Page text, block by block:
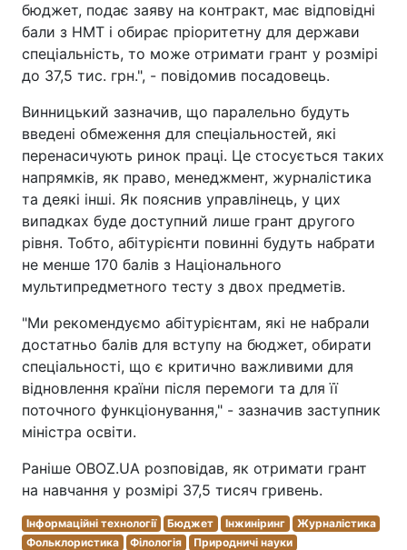
бюджет, подає заяву на контракт, має відповідні
бали з НМТ і обирає пріоритетну для держави
спеціальність, то може отримати грант у розмірі
до 37,5 тис. грн.", - повідомив посадовець.
Винницький зазначив, що паралельно будуть
введені обмеження для спеціальностей, які
перенасичують ринок праці. Це стосується таких
напрямків, як право, менеджмент, журналістика
та деякі інші. Як пояснив управлінець, у цих
випадках буде доступний лише грант другого
рівня. Тобто, абітурієнти повинні будуть набрати
не менше 170 балів з Національного
мультипредметного тесту з двох предметів.
"Ми рекомендуємо абітурієнтам, які не набрали
достатньо балів для вступу на бюджет, обирати
спеціальності, що є критично важливими для
відновлення країни після перемоги та для її
поточного функціонування," - зазначив заступник
міністра освіти.
Раніше OBOZ.UA розповідав, як отримати грант
на навчання у розмірі 37,5 тисяч гривень.
Інформаційні технології Бюджет Інжиніринг
Журналістика
Фольклористика
Філологія
Природничі науки